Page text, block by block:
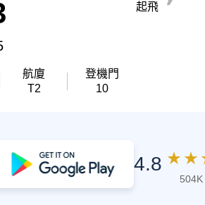
航廈
T2
登機門
10
起飛
4.8 ★ ★